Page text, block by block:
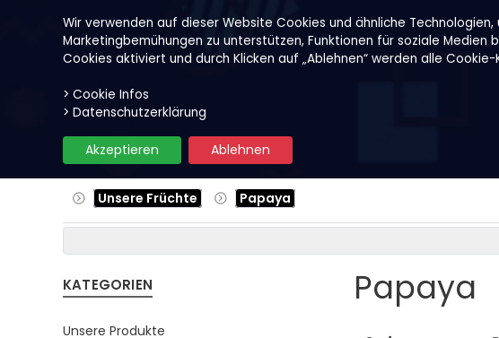
Wir verwenden auf dieser Website Cookies und ähnliche
Marketingbemühungen zu unterstützen, Funktionen für soziale
Cookies aktiviert und durch Klicken auf „Ablehnen“ werden alle
> Cookie Infos
> Datenschutzerklärung
Ablehnen
Akzeptieren
Unsere Produkte
Unsere Früchte Papaya
KATEGORIEN
Unsere Produkte
Papaya